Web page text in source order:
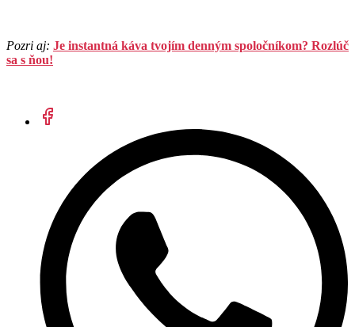
Pozri aj: Je instantná káva tvojím denným spoločníkom? Rozlúč
sa s ňou!